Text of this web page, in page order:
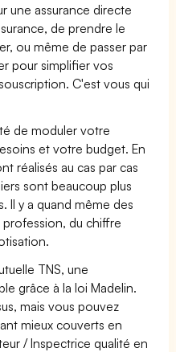
une assurance directe
de prendre le
ou même de passer par
pour simplifier vos
C'est vous qui
de moduler votre
et votre budget. En
réalisés au cas par cas
sont beaucoup plus
Il y a quand même des
du chiffre
TNS, une
grâce à la loi Madelin.
mais vous pouvez
mieux couverts en
/ Inspectrice qualité en